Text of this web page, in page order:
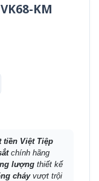
KM
tiền Việt Tiệp
chính hãng
lượng thiết kế
cháyvượt trội